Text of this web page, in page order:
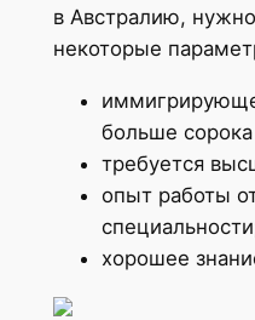
в Австралию,
некоторые
больше сорока
требуется
опыт работы
хорошее